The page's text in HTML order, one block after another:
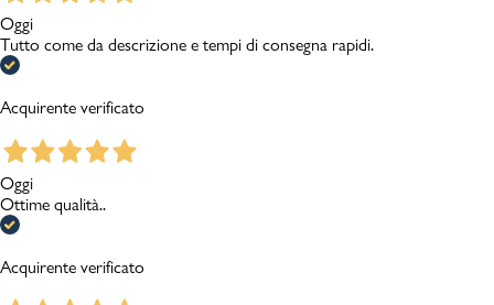
Oggi
Tutto come da descrizione e tempi di consegna rapidi.
Acquirente verificato
Oggi
Ottime qualità..
Acquirente verificato